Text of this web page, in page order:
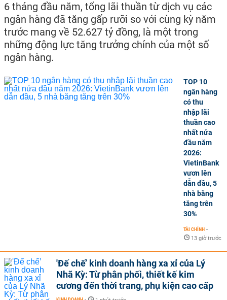
6 tháng đầu năm, tổng lãi thuần từ dịch vụ các
ngân hàng đã tăng gấp rưỡi so với cùng kỳ năm
trước mang về 52.627 tỷ đồng, là một trong
những động lực tăng trưởng chính của một số
ngân hàng.
TOP 10
ngân hàng
có thu
nhập lãi
thuần cao
nhất nửa
đầu năm
2026:
VietinBank
vươn lên
dẫn đầu, 5
nhà băng
tăng trên
30%
TÀI CHÍNH -
13 giờ trước
'Đế chế’ kinh doanh hàng xa xỉ của Lý
Nhã Kỳ: Từ phân phối, thiết kế kim
cương đến thời trang, phụ kiện cao cấp